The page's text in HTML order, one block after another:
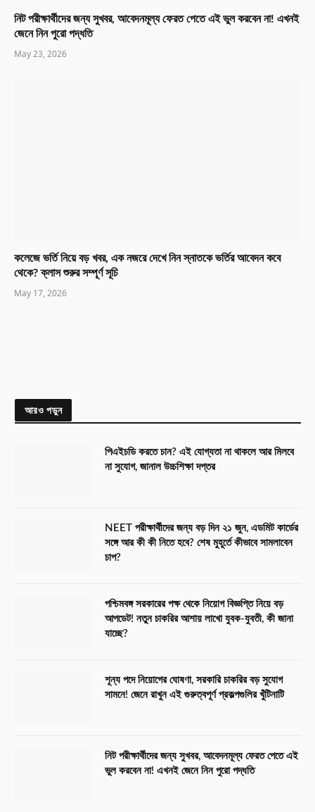
নিট পরীক্ষার্থীদের জন্য সুখবর, আবেদনমূল্য ফেরত পেতে এই ভুল করবেন না! এখনই
জেনে নিন পুরো পদ্ধতি
May 23, 2026
কলেজে ভর্তি নিয়ে বড় খবর, এক নজরে দেখে নিন স্নাতকে ভর্তির আবেদন কবে
থেকে? ক্লাস শুরুর সম্পূর্ণ সূচি
May 17, 2026
আরও পড়ুন
পিএইচডি করতে চান? এই যোগ্যতা না থাকলে আর মিলবে
না সুযোগ, জানাল উচ্চশিক্ষা দপ্তর
NEET পরীক্ষার্থীদের জন্য বড় দিন ২১ জুন, এডমিট কার্ডের
সঙ্গে আর কী কী নিতে হবে? শেষ মুহূর্তে কীভাবে সামলাবেন
চাপ?
পশ্চিমবঙ্গ সরকারের পক্ষ থেকে নিয়োগ বিজ্ঞপ্তি নিয়ে বড়
আপডেট! নতুন চাকরির আশায় লাখো যুবক-যুবতী, কী জানা
যাচ্ছে?
শূন্য পদে নিয়োগের ঘোষণা, সরকারি চাকরির বড় সুযোগ
সামনে! জেনে রাখুন এই গুরুত্বপূর্ণ প্রকল্পগুলির খুঁটিনাটি
নিট পরীক্ষার্থীদের জন্য সুখবর, আবেদনমূল্য ফেরত পেতে এই
ভুল করবেন না! এখনই জেনে নিন পুরো পদ্ধতি